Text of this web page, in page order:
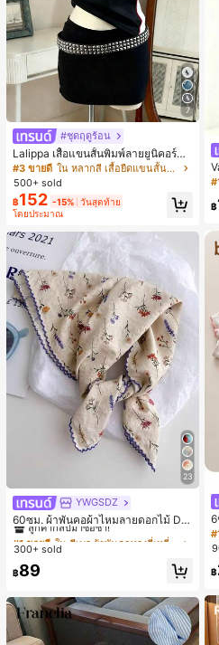
7
#ชุดฤดูร้อน
Lalippa เสื้อแขนสั้นพิมพ์ลายยูนิคอร์นล
ายทางสีตัดกันสำหรับผู้หญิง สไตล์วิทย
าลัย
#3 ขายดี
ใน หลากสี เสื้อยืดแขนสั้นเนื้อนุ่มสำหรับใส่ทุกวัน
500+ sold
฿152 -15% วันสุดท้าย
โดยประมาณ
23
YWGSDZ
60ซม. ผ้าพันคอผ้าไหมลายดอกไม้ Dit
sy สีเบจ, เครื่องประดับใหม่สำหรับผู้หญิ
งฤดูใบไม้ผลิ/ฤดูใบไม้ร่วง, ผ้าพันคอผืน
#1 ขายดี
ลูกค้ากลับมาซื้อซ้ำ!
#1 ขายดี
ลูกค้ากลับมาซื้อซ้ำ!
#1 ขายดี
ลูกค้ากลับมาซื้อซ้ำ!
#1 ขายดี
ใน สีเบจ ผ้าพันคอทรงสี่เหลี่ยมและผ้าพันคอสำหรับผู้
300+ sold
฿89
฿
฿